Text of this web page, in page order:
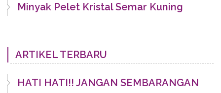
Minyak Pelet Kristal Semar Kuning
ARTIKEL TERBARU
HATI HATI!! JANGAN SEMBARANGAN